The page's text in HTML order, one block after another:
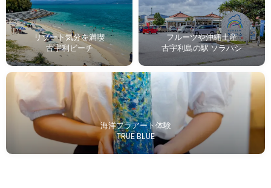
リゾート気分を満喫
古宇利ビーチ
フルーツや沖縄土産
古宇利島の駅 ソラハシ
海洋プラアート体験
TRUE BLUE